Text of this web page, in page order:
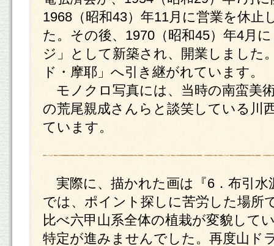
1968（昭和43）年11月に営業を休止
た。その後、1970（昭和45）年4月
ジ」として新築され、開業しました
ド・摩耶」へ引き継がれています。
モノクロ写真には、当時の南蛮美
の荒尾親成さんらと談笑している川
ています。
実際に、描かれた画は『6．布引水
では、ポイント探しに苦労した場所
比べ六甲山系全体の植栽が変貌して
特定が進みませんでした。再度山ド